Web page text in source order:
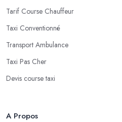
Tarif Course Chauffeur
Taxi Conventionné
Transport Ambulance
Taxi Pas Cher
Devis course taxi
A Propos